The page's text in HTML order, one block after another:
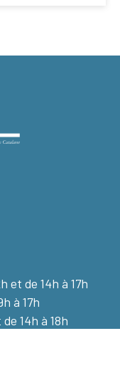
et de 14h à 17h
à 17h
14h à 18h